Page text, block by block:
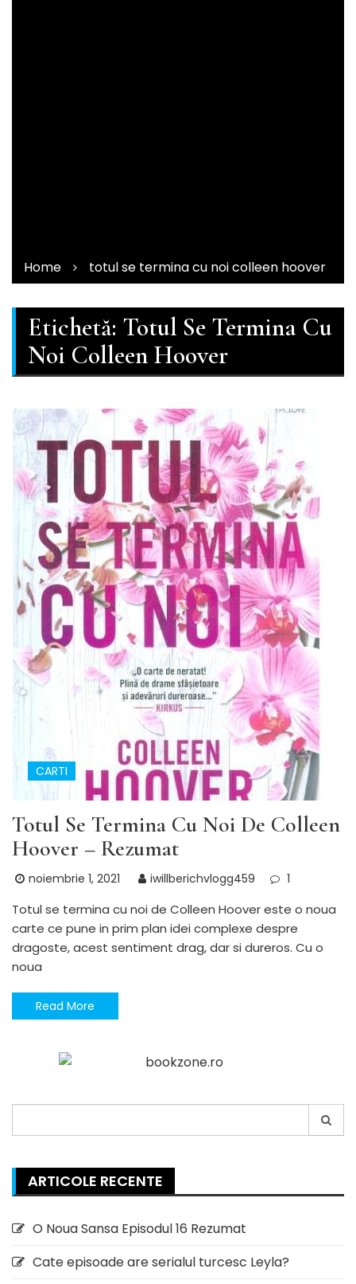
Home totul se termina cu noi colleen hoover
Etichetă: Totul Se Termina Cu
Noi Colleen Hoover
CARTI
Totul Se Termina Cu Noi De Colleen
Hoover – Rezumat
noiembrie 1, 2021 iwillberichvlogg459 1
Totul se termina cu noi de Colleen Hoover este o noua
carte ce pune in prim plan idei complexe despre
dragoste, acest sentiment drag, dar si dureros. Cu o
noua
Read More
for:
ARTICOLE RECENTE
O Noua Sansa Episodul 16 Rezumat
Cate episoade are serialul turcesc Leyla?